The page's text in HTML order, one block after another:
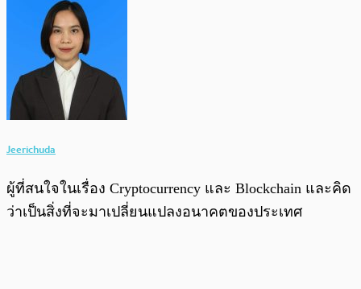
Jeerichuda
ผู้ที่สนใจในเรื่อง Cryptocurrency และ Blockchain และคิด
ว่าเป็นสิ่งที่จะมาเปลี่ยนแปลงอนาคตของประเทศ